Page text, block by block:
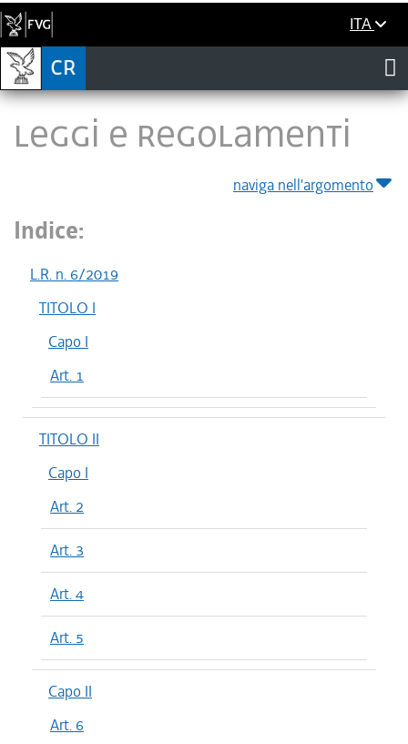
ITA
LEGGI E REGOLAMENTI
naviga nell'argomento
Indice:
L.R. n. 6/2019
TITOLO I
Capo I
Art. 1
TITOLO II
Capo I
Art. 2
Art. 3
Art. 4
Art. 5
Capo II
Art. 6